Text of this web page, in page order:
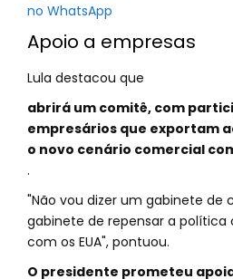
no WhatsApp
Apoio a empresas
Lula destacou que
abrirá um comitê, com
empresários que exportam
o novo cenário comercial
.
"Não vou dizer um gabinete de
gabinete de repensar a política
com os EUA", pontuou.
O presidente prometeu